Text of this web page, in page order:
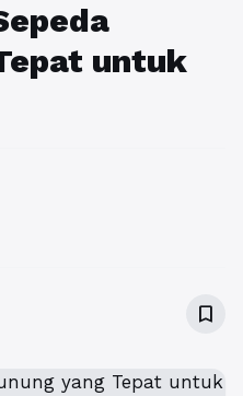
untuk
bookmark_border